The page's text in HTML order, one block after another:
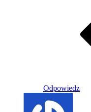
Odpowiedz